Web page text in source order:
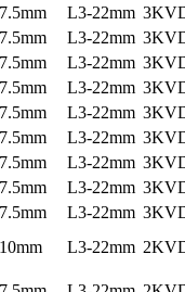
L3-22mm
L3-22mm
L3-22mm
L3-22mm
L3-22mm
L3-22mm
L3-22mm
L3-22mm
L3-22mm
L3-22mm